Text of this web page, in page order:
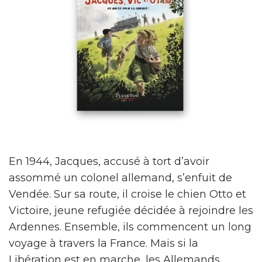
En 1944, Jacques, accusé à tort d’avoir
assommé un colonel allemand, s’enfuit de
Vendée. Sur sa route, il croise le chien Otto et
Victoire, jeune refugiée décidée à rejoindre les
Ardennes. Ensemble, ils commencent un long
voyage à travers la France. Mais si la